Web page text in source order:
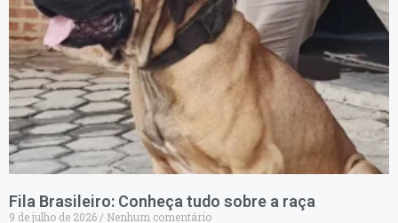
Fila Brasileiro: Conheça tudo sobre a raça
9 de julho de 2026
Nenhum comentário